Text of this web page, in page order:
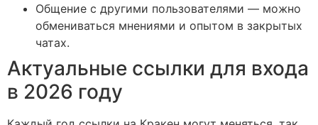
Общение с другими пользователями — можно
обмениваться мнениями и опытом в закрытых
чатах.
Актуальные ссылки для входа
в 2026 году